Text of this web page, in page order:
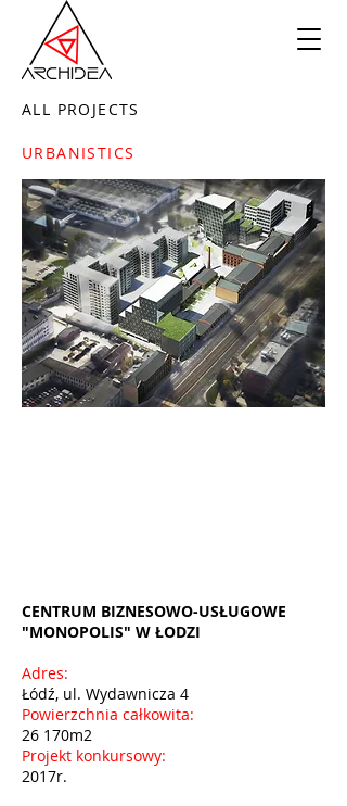
ALL PROJECTS
URBANISTICS
CENTRUM BIZNESOWO-USŁUGOWE
"MONOPOLIS" W ŁODZI
Adres:
Łódź, ul. Wydawnicza 4
Powierzchnia całkowita:
26 170m2
Projekt konkursowy:
2017r.